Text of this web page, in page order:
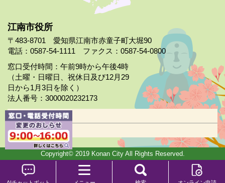
江南市役所
〒483-8701 愛知県江南市赤童子町大堀90
電話：0587-54-1111 ファクス：0587-54-0800
窓口受付時間：午前9時から午後4時
（土曜・日曜日、祝休日及び12月29
日から1月3日を除く）
法人番号：3000020232173
市役所案内
日曜市役所
Copyright© 2019 Konan City All Rights Reserved.